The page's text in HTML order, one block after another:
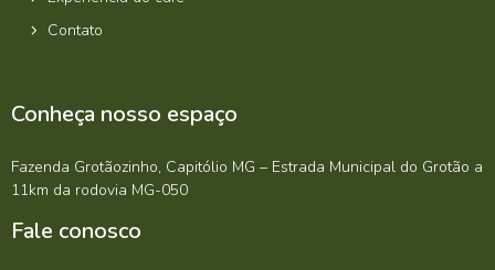
Contato
Conheça nosso espaço
Fazenda Grotãozinho, Capitólio MG – Estrada Municipal do Grotão a
11km da rodovia MG-050
Fale conosco